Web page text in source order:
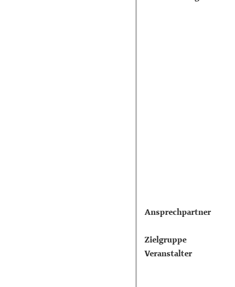
Ansprechpartner
Zielgruppe
Veranstalter